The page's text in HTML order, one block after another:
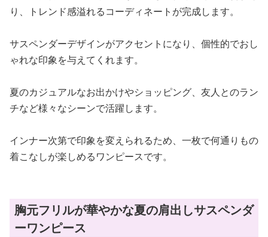
り、トレンド感溢れるコーディネートが完成します。
サスペンダーデザインがアクセントになり、個性的でおし
ゃれな印象を与えてくれます。
夏のカジュアルなお出かけやショッピング、友人とのラン
チなど様々なシーンで活躍します。
インナー次第で印象を変えられるため、一枚で何通りもの
着こなしが楽しめるワンピースです。
胸元フリルが華やかな夏の肩出しサスペンダ
ーワンピース